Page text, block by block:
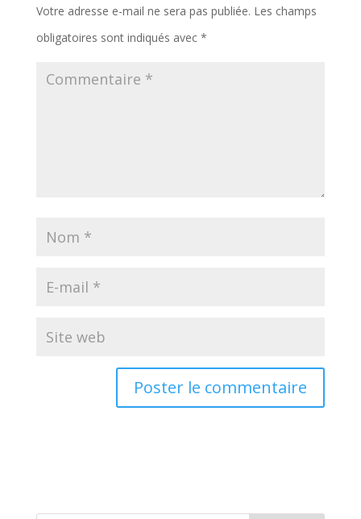
Votre adresse e-mail ne sera pas publiée. Les champs
obligatoires sont indiqués avec *